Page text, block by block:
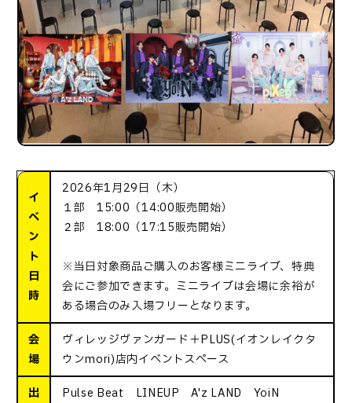
イ
ベ
ン
ト
日
時
2026年1月29日（木）
１部 15:00（14:00販売開始）
２部 18:00（17:15販売開始）
※当日対象商品ご購入のお客様ミニライブ、特典
会にご参加できます。ミニライブは会場に余裕が
ある場合のみ入場フリーとなります。
会
場
ヴィレッジヴァンガード＋PLUS(イオンレイクタ
ウンmori)店内イベントスペース
出
Pulse Beat LINEUP A'z LAND YoiN